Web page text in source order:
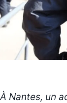
À Nantes, un